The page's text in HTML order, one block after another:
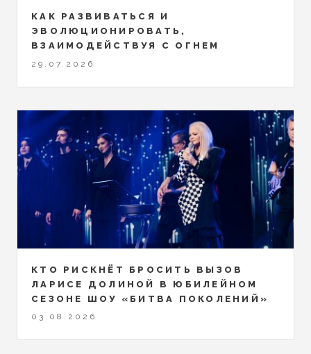
КАК РАЗВИВАТЬСЯ И
ЭВОЛЮЦИОНИРОВАТЬ,
ВЗАИМОДЕЙСТВУЯ С ОГНЕМ
29.07.2026
КТО РИСКНЁТ БРОСИТЬ ВЫЗОВ
ЛАРИСЕ ДОЛИНОЙ В ЮБИЛЕЙНОМ
СЕЗОНЕ ШОУ «БИТВА ПОКОЛЕНИЙ»
03.08.2026